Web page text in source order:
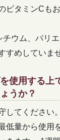
ビタミンCも
チウム、パリ
すめしていま
使用する上
うか？
してください
低量から使用